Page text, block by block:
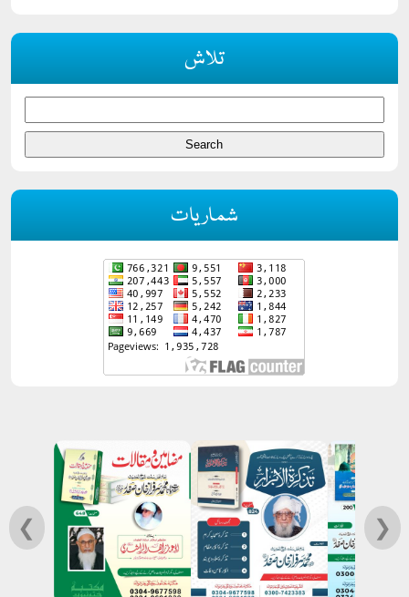
تلاش
شماریات
❮ ❯